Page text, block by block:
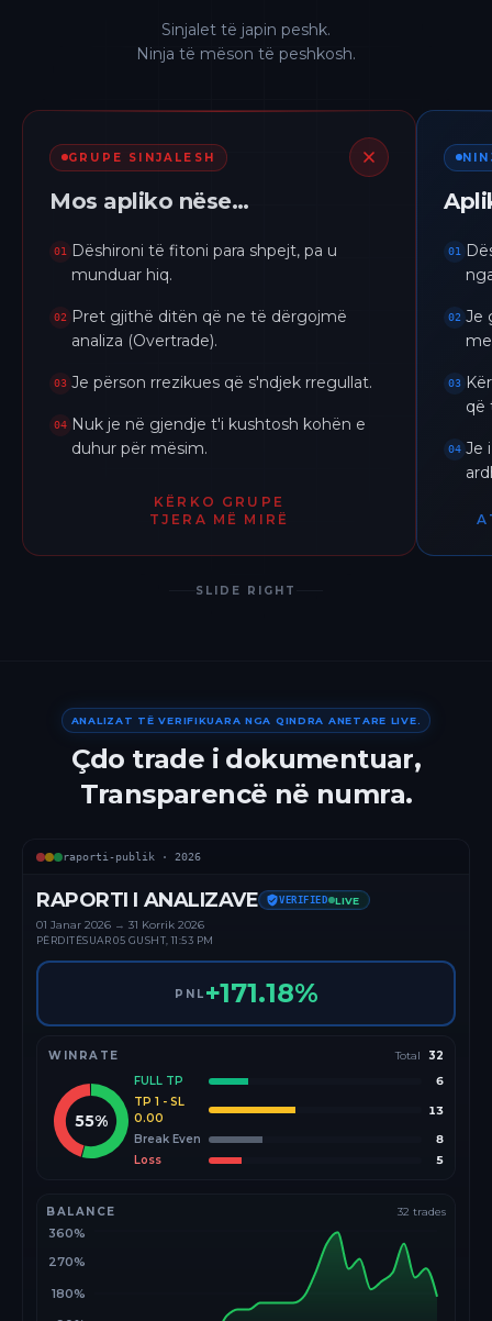
Sinjalet të japin peshk.
Ninja të mëson të peshkosh.
GRUPE SINJALESH
Mos apliko nëse…
01
Dëshironi të fitoni para shpejt, pa u
munduar hiq.
02
Pret gjithë ditën që ne të dërgojmë
analiza (Overtrade).
03 Je përson rrezikues që s'ndjek rregullat.
04 Nuk je në gjendje t'i kushtosh kohën e
duhur për mësim.
KËRKO GRUPE
TJERA MË MIRË
01
02 Je
03
që
04 Je
SLIDE RIGHT
ANALIZAT TË VERIFIKUARA NGA QINDRA ANETARE LIVE.
Çdo trade i dokumentuar,
Transparencë në numra.
raporti-publik · 2026
RAPORTI I ANALIZAVE VERIFIED LIVE
01 Janar 2026 → 31 Korrik 2026
PËRDITËSUAR05 GUSHT, 11:53 PM
PNL +171.18%
WINRATE Total 32
55%
FULL TP
6
TP 1 - SL
0.00
13
Break Even
8
Loss
5
BALANCE 32 trades
180%
270%
360%